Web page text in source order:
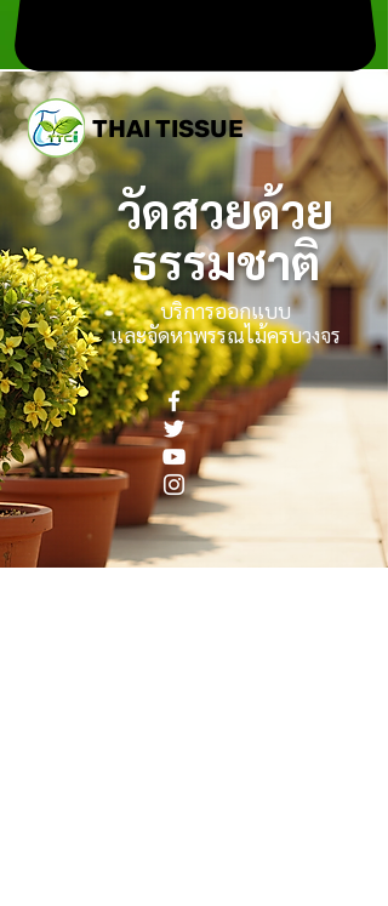
THAI TISSUE
วัดสวยด้วย
ธรรมชาติ
บริการออกแบบ
และจัดหาพรรณไม้ครบวงจร